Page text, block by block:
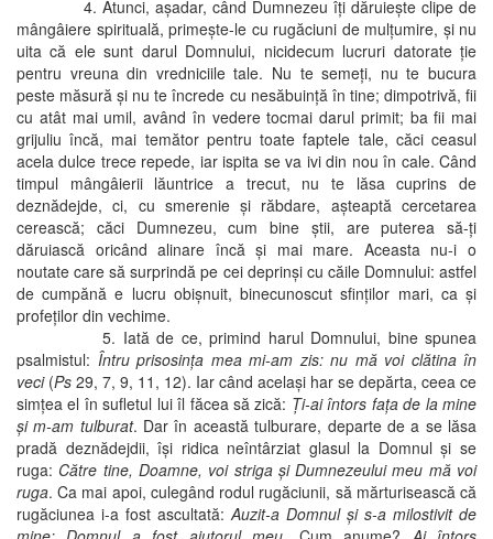
4. Atunci, aşadar, când Dumnezeu îţi dăruieşte clipe de
mângâiere spirituală, primeşte-le cu rugăciuni de mulţumire, şi nu
uita că ele sunt darul Domnului, nicidecum lucruri datorate ţie
pentru vreuna din vredniciile tale. Nu te semeţi, nu te bucura
peste măsură şi nu te încrede cu nesăbuinţă în tine; dimpotrivă, fii
cu atât mai umil, având în vedere tocmai darul primit; ba fii mai
grijuliu încă, mai temător pentru toate faptele tale, căci ceasul
acela dulce trece repede, iar ispita se va ivi din nou în cale. Când
timpul mângâierii lăuntrice a trecut, nu te lăsa cuprins de
deznădejde, ci, cu smerenie şi răbdare, aşteaptă cercetarea
cerească; căci Dumnezeu, cum bine ştii, are puterea să-ţi
dăruiască oricând alinare încă şi mai mare. Aceasta nu-i o
noutate care să surprindă pe cei deprinşi cu căile Domnului: astfel
de cumpănă e lucru obişnuit, binecunoscut sfinţilor mari, ca şi
profeţilor din vechime.
5. Iată de ce, primind harul Domnului, bine spunea
psalmistul: Întru prisosinţa mea mi-am zis: nu mă voi clătina în
veci(Ps 29, 7, 9, 11, 12). Iar când acelaşi har se depărta, ceea ce
simţea el în sufletul lui îl făcea să zică: Ţi-ai întors faţa de la mine
şi m-am tulburat. Dar în această tulburare, departe de a se lăsa
pradă deznădejdii, îşi ridica neîntârziat glasul la Domnul şi se
ruga: Către tine, Doamne, voi striga şi Dumnezeului meu mă voi
ruga. Ca mai apoi, culegând rodul rugăciunii, să mărturisească că
rugăciunea i-a fost ascultată: Auzit-a Domnul şi s-a milostivit de